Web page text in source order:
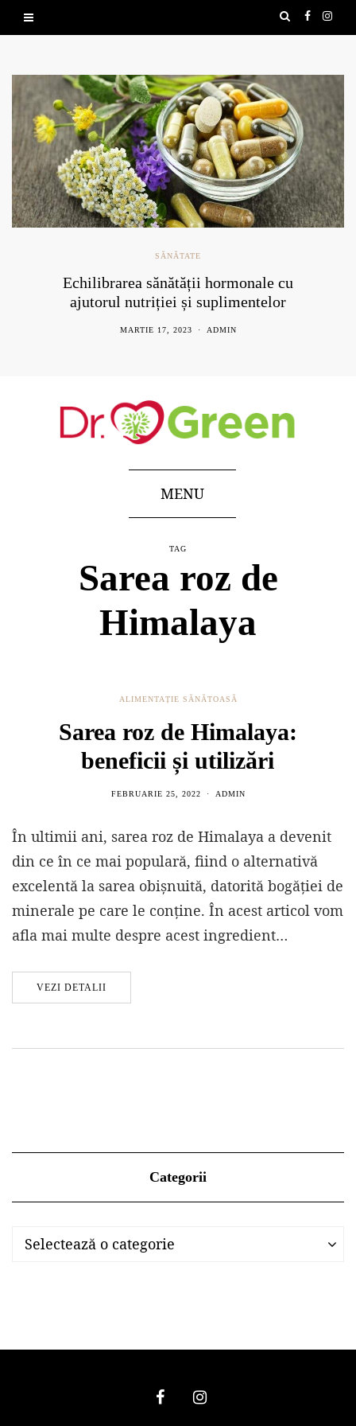
SĂNĂTATE
Echilibrarea sănătății hormonale cu
ajutorul nutriției și suplimentelor
MARTIE 17, 2023 ADMIN
MENU
TAG
Sarea roz de
Himalaya
ALIMENTAȚIE SĂNĂTOASĂ
Sarea roz de Himalaya:
beneficii și utilizări
FEBRUARIE 25, 2022 ADMIN
În ultimii ani, sarea roz de Himalaya a devenit
din ce în ce mai populară, fiind o alternativă
excelentă la sarea obișnuită, datorită bogăției de
minerale pe care le conține. În acest articol vom
afla mai multe despre acest ingredient…
VEZI DETALII
Categorii
Categorii
Selectează o categorie
Categorii